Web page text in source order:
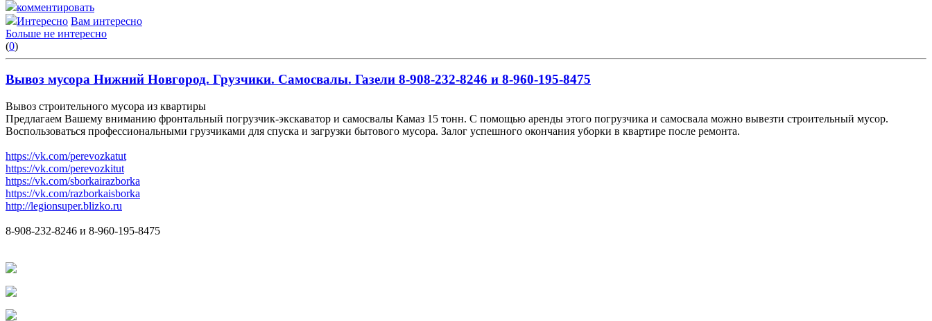
комментировать
Интересно Вам интересно
Больше не интересно
(0)
Вывоз мусора Нижний Новгород. Грузчики. Самосвалы. Газели 8-908-232-8246 и 8-960-195-8475
Вывоз строительного мусора из квартиры
Предлагаем Вашему вниманию фронтальный погрузчик-экскаватор и самосвалы Камаз 15 тонн. С помощью аренды этого погрузчика и самосвала можно вывезти строительный мусор.
Воспользоваться профессиональными грузчиками для спуска и загрузки бытового мусора. Залог успешного окончания уборки в квартире после ремонта.
https://vk.com/perevozkatut
https://vk.com/perevozkitut
https://vk.com/sborkairazborka
https://vk.com/razborkaisborka
http://legionsuper.blizko.ru
8-908-232-8246 и 8-960-195-8475